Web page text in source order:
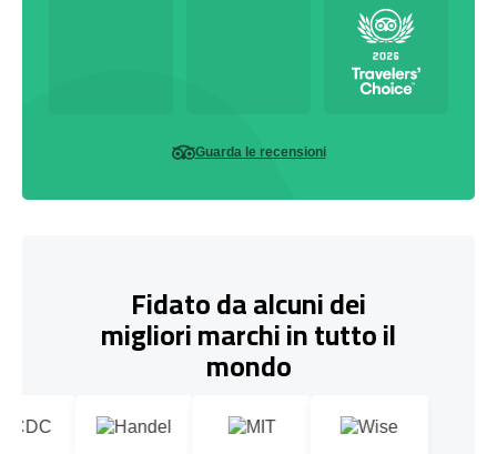
Guarda le recensioni
Fidato da alcuni dei
migliori marchi in tutto il
mondo